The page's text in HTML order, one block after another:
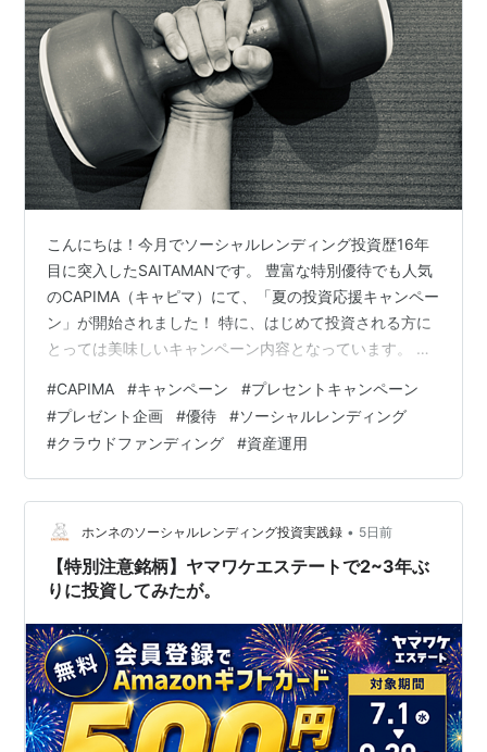
こんにちは！今月でソーシャルレンディング投資歴16年
目に突入したSAITAMANです。 豊富な特別優待でも人気
のCAPIMA（キャピマ）にて、「夏の投資応援キャンペー
ン」が開始されました！ 特に、はじめて投資される方に
とっては美味しいキャンペーン内容となっています。 キ
（最大100万円）を全員にプレゼント ■ 対象者以下の条
件をすべて満たす方が対象です。 キャンペーン期間中に
はじめて投資が確定した方キャンペーン期間中の投資確
定額が合計10万円以上となる方 ■ 特典内容期間中の投資
確定額合計の1％分のAmazonギフト券をプレゼント 【プ
レゼント…
#CAPIMA #キャンペーン #プレセントキャンペーン
#プレゼント企画 #優待 #ソーシャルレンディング
#クラウドファンディング #資産運用
ホンネのソーシャルレンディング投資実践録 • 5日前
【特別注意銘柄】ヤマワケエステートで2~3年ぶ
りに投資してみたが。